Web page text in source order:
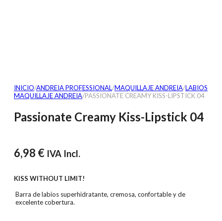
INICIO/ANDREIA PROFESSIONAL/MAQUILLAJE ANDREIA/LABIOS
MAQUILLAJE ANDREIA/PASSIONATE CREAMY KISS-LIPSTICK 04
Passionate Creamy Kiss-Lipstick 04
6,98 € IVA Incl.
KISS WITHOUT LIMIT!
Barra de labios superhidratante, cremosa, confortable y de
excelente cobertura.